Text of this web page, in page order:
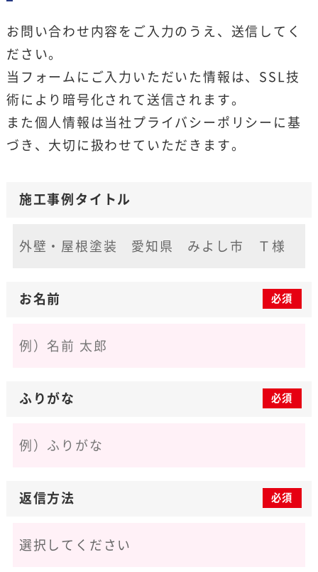
お問い合わせ内容をご入力のうえ、送信してく
ださい。
当フォームにご入力いただいた情報は、SSL技
術により暗号化されて送信されます。
また個人情報は当社 プライバシーポリシー に基
づき、大切に扱わせていただきます。
施工事例タイトル
お名前 必須
ふりがな 必須
返信方法 必須